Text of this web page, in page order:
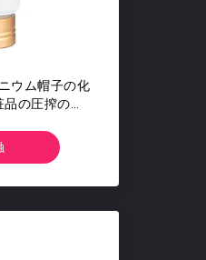
ウム帽子の化
の圧搾の管